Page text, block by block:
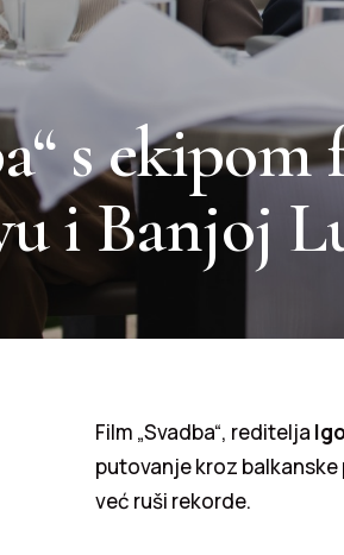
s
i Banjoj
Film „Svadba“, reditelja
putovanje kroz
već ruši rekorde.